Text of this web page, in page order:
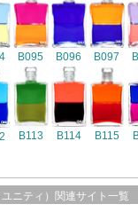
B095 B096 B097
B113 B114 B115
ニティ）関連サイト一覧